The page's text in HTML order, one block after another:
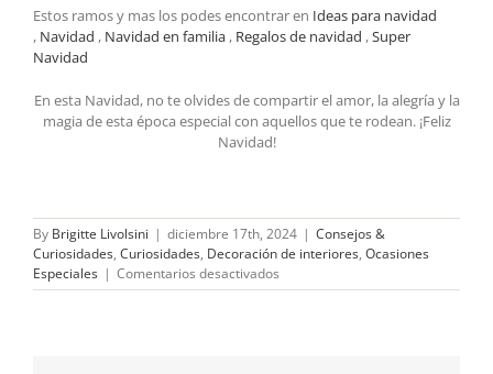
Estos ramos y mas los podes encontrar en Ideas para navidad
, Navidad , Navidad en familia , Regalos de navidad ,Super
Navidad
En esta Navidad, no te olvides de compartir el amor, la alegría y la
magia de esta época especial con aquellos que te rodean. ¡Feliz
Navidad!
By Brigitte Livolsini | diciembre 17th, 2024 | Consejos &
Curiosidades, Curiosidades, Decoración de interiores, Ocasiones
Especiales | Comentarios desactivados
Ideas